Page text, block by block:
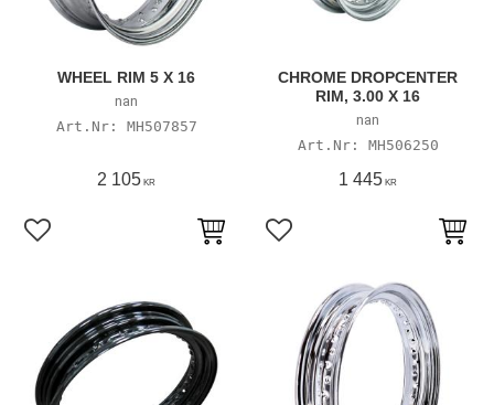
WHEEL RIM 5 X 16
nan
MH507857
2 105 KR
Lägg till i favoriter
CHROME DROPCENTER
RIM, 3.00 X 16
nan
MH506250
1 445 KR
Lägg till i favoriter